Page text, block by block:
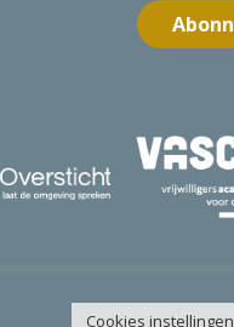
Cookies instellingen